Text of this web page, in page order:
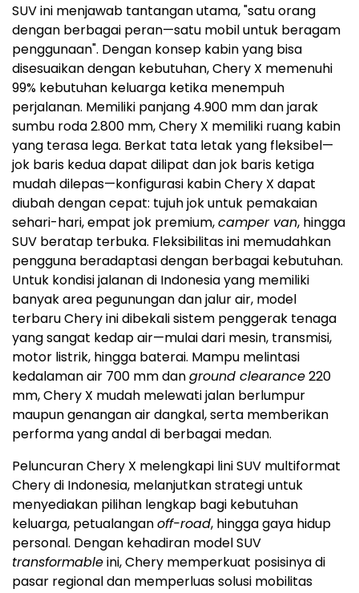
SUV ini menjawab tantangan utama, "satu orang
dengan berbagai peran—satu mobil untuk beragam
penggunaan". Dengan konsep kabin yang bisa
disesuaikan dengan kebutuhan, Chery X memenuhi
99% kebutuhan keluarga ketika menempuh
perjalanan. Memiliki panjang 4.900 mm dan jarak
sumbu roda 2.800 mm, Chery X memiliki ruang kabin
yang terasa lega. Berkat tata letak yang fleksibel—
jok baris kedua dapat dilipat dan jok baris ketiga
mudah dilepas—konfigurasi kabin Chery X dapat
diubah dengan cepat: tujuh jok untuk pemakaian
sehari-hari, empat jok premium,camper van, hingga
SUV beratap terbuka. Fleksibilitas ini memudahkan
pengguna beradaptasi dengan berbagai kebutuhan.
Untuk kondisi jalanan di Indonesiayang memiliki
banyak area pegunungan dan jalur air, model
terbaru Chery ini dibekali sistem penggerak tenaga
yang sangat kedap air—mulai dari mesin, transmisi,
motor listrik, hingga baterai. Mampu melintasi
kedalaman air 700 mm danground clearance220
mm, Chery X mudah melewati jalan berlumpur
maupun genangan air dangkal, serta memberikan
performa yang andal di berbagai medan.
Peluncuran Chery X melengkapi lini SUV multiformat
Chery di Indonesia, melanjutkan strategi untuk
menyediakan pilihan lengkap bagi kebutuhan
keluarga, petualanganoff-road, hingga gaya hidup
personal. Dengan kehadiran model SUV
transformableini, Chery memperkuat posisinya di
pasar regional dan memperluas solusi mobilitas